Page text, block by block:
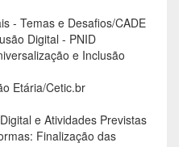
- Temas e Desafios/CADE
Digital - PNID
e Inclusão
Etária/Cetic.br
e Atividades Previstas
Finalização das